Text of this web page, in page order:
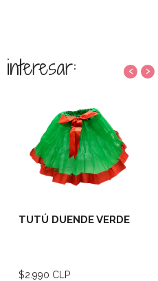
TUTÚ DUENDE VERDE
$2.990 CLP
‹ ›